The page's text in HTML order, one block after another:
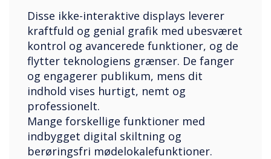
Disse ikke-interaktive displays leverer
kraftfuld og genial grafik med ubesværet
kontrol og avancerede funktioner, og de
flytter teknologiens grænser. De fanger
og engagerer publikum, mens dit
indhold vises hurtigt, nemt og
professionelt.
Mange forskellige funktioner med
indbygget digital skiltning og
berøringsfri mødelokalefunktioner.